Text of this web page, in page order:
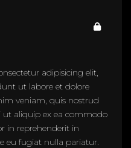
adipisicing elit,
ut labore et dolore
veniam, quis nostrud
ut aliquip ex ea commodo
in reprehenderit in
eu fugiat nulla pariatur.